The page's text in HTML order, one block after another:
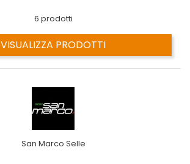
6 prodotti
VISUALIZZA PRODOTTI
San Marco Selle